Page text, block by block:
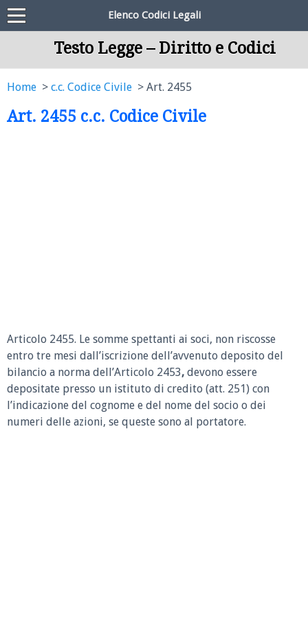
Elenco Codici Legali
Testo Legge – Diritto e Codici
Home c.c. Codice Civile Art. 2455
Art. 2455 c.c. Codice Civile
Articolo 2455. Le somme spettanti ai soci, non riscosse
entro tre mesi dall’iscrizione dell’avvenuto deposito del
bilancio a norma dell’Articolo 2453, devono essere
depositate presso un istituto di credito (att. 251) con
l’indicazione del cognome e del nome del socio o dei
numeri delle azioni, se queste sono al portatore.